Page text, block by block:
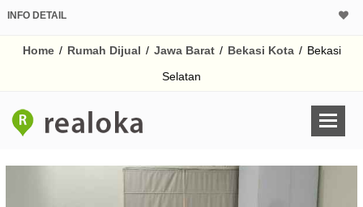
INFO DETAIL
Home / Rumah Dijual / Jawa Barat / Bekasi Kota / Bekasi
Selatan
Harga Rp
% /th